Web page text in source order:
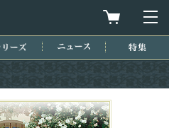
買物カゴを
シリーズ ニュース